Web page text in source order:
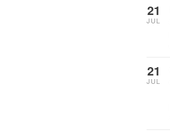
21
JUL
21
JUL